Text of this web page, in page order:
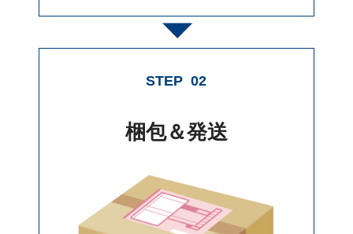
STEP 02
梱包＆発送